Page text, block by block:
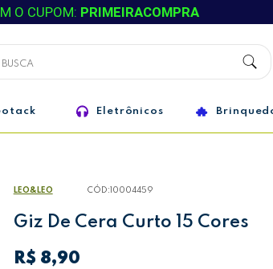
O CUPOM: PRIMEIRACOMPRA
Eletrônicos
LEO&LEO CÓD: 10004459
Giz De Cera Curto 15 Cores
R$ 8,90